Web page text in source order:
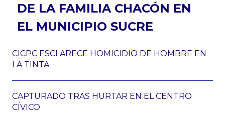
DE LA FAMILIA CHACÓN EN
EL MUNICIPIO SUCRE
CICPC ESCLARECE HOMICIDIO DE HOMBRE EN
LA TINTA
CAPTURADO TRAS HURTAR EN EL CENTRO
CÍVICO